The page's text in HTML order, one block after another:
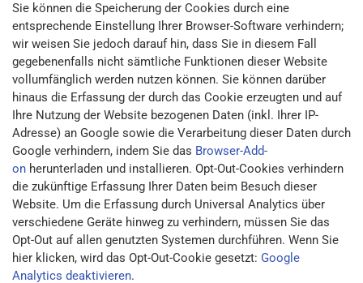
Sie können die Speicherung der Cookies durch eine
entsprechende Einstellung Ihrer Browser-Software verhindern;
wir weisen Sie jedoch darauf hin, dass Sie in diesem Fall
gegebenenfalls nicht sämtliche Funktionen dieser Website
vollumfänglich werden nutzen können. Sie können darüber
hinaus die Erfassung der durch das Cookie erzeugten und auf
Ihre Nutzung der Website bezogenen Daten (inkl. Ihrer IP-
Adresse) an Google sowie die Verarbeitung dieser Daten durch
Google verhindern, indem Sie das Browser-Add-
on herunterladen und installieren. Opt-Out-Cookies verhindern
die zukünftige Erfassung Ihrer Daten beim Besuch dieser
Website. Um die Erfassung durch Universal Analytics über
verschiedene Geräte hinweg zu verhindern, müssen Sie das
Opt-Out auf allen genutzten Systemen durchführen. Wenn Sie
hier klicken, wird das Opt-Out-Cookie gesetzt: Google
Analytics deaktivieren.